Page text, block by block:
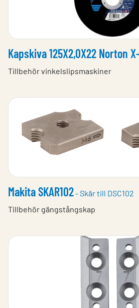
Kapskiva 125X2,0X22 Norton
Tillbehör vinkelslipsmaskiner
Makita SKAR102- Skär till DSC102
Tillbehör gängstångskap